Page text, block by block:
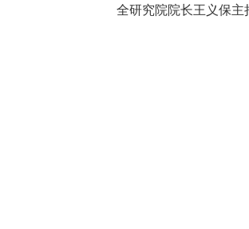
全研究院院长王义保主